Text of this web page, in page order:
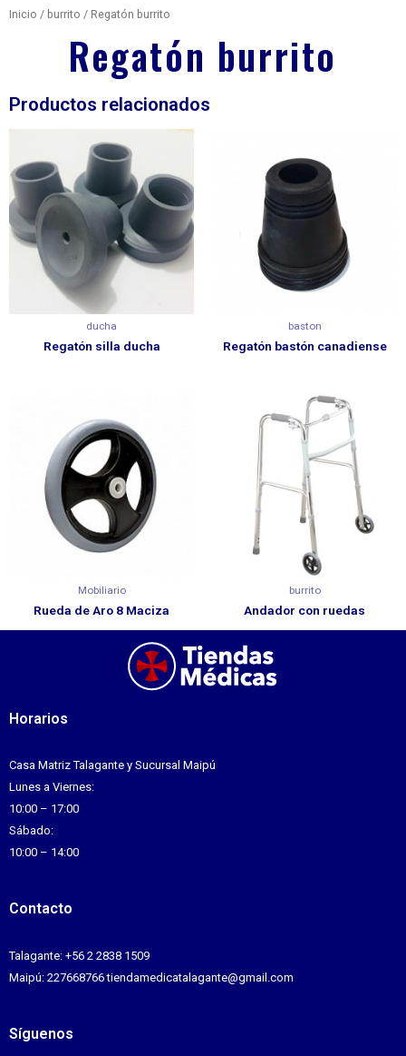
Inicio / burrito / Regatón burrito
Regatón burrito
Productos relacionados
ducha
Regatón silla ducha
baston
Regatón bastón canadiense
Mobiliario
Rueda de Aro 8 Maciza
burrito
Andador con ruedas
Horarios
Casa Matriz Talagante y Sucursal Maipú
Lunes a Viernes:
10:00 – 17:00
Sábado:
10:00 – 14:00
Contacto
Talagante: +56 2 2838 1509
Maipú: 227668766 tiendamedicatalagante@gmail.com
Síguenos